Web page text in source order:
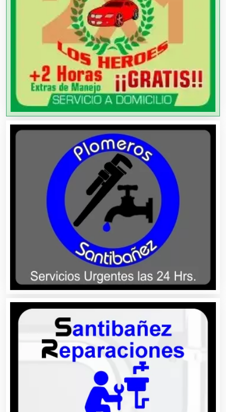
Artesanías
Artículos de Oficina
Artículos de Piel
Artículos Importados
Artículos para el Hogar
Artículos para Regalos
Artículos Personales
Artículos Publicitarios
Aseguradoras
Asesores Técnicos
Asesoría Fiscal